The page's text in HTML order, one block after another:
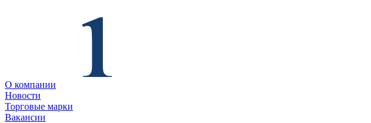
О компании
Новости
Торговые марки
Вакансии